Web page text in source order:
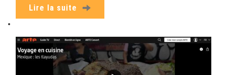
Lire la suite